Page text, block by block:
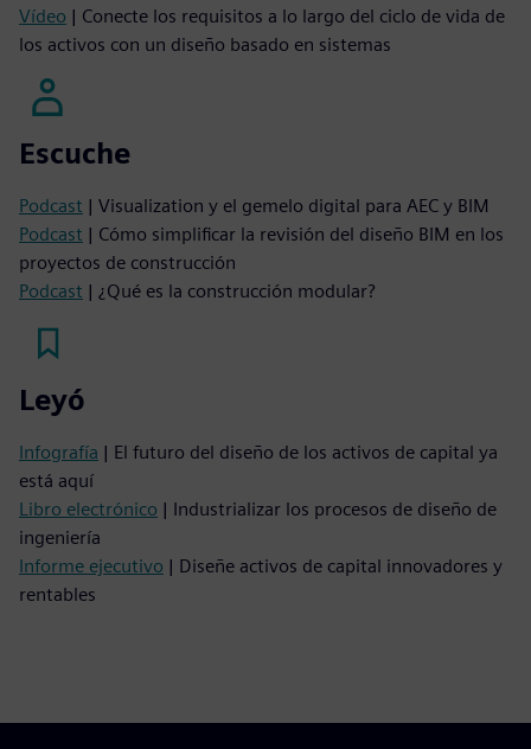
Vídeo | Conecte los requisitos a lo largo del ciclo de vida de
los activos con un diseño basado en sistemas
Escuche
Podcast | Visualization y el gemelo digital para AEC y BIM
Podcast | Cómo simplificar la revisión del diseño BIM en los
proyectos de construcción
Podcast | ¿Qué es la construcción modular?
Leyó
Infografía | El futuro del diseño de los activos de capital ya
está aquí
Libro electrónico | Industrializar los procesos de diseño de
ingeniería
Informe ejecutivo | Diseñe activos de capital innovadores y
rentables